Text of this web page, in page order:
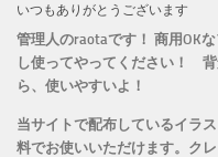
いつもありがとうございます
管理人のraotaです！ 商用OK
し使ってやってください！
ら、 使いやすいよ！
当サイトで配布しているイラ
料でお使いいただけます。 ク